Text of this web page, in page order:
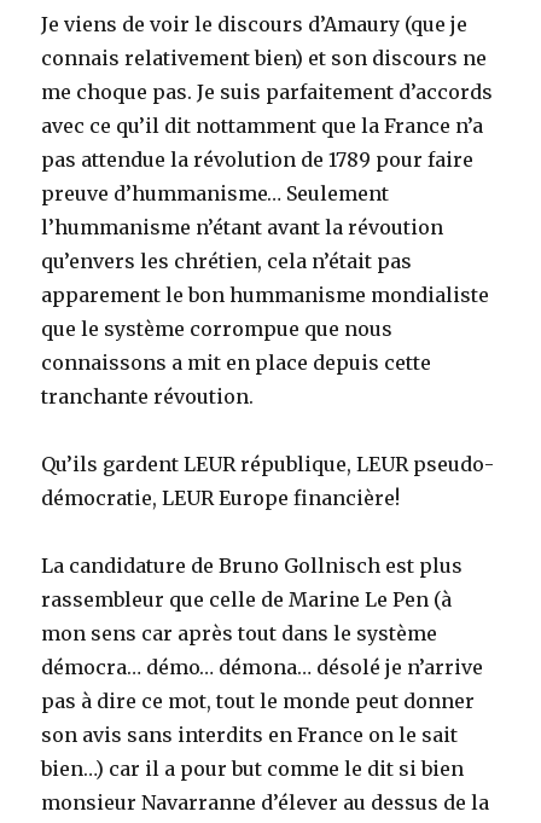
Je viens de voir le discours d’Amaury (que je
connais relativement bien) et son discours ne
me choque pas. Je suis parfaitement d’accords
avec ce qu’il dit nottamment que la France n’a
pas attendue la révolution de 1789 pour faire
preuve d’hummanisme… Seulement
l’hummanisme n’étant avant la révoution
qu’envers les chrétien, cela n’était pas
apparement le bon hummanisme mondialiste
que le système corrompue que nous
connaissons a mit en place depuis cette
tranchante révoution.
Qu’ils gardent LEUR république, LEUR pseudo-
démocratie, LEUR Europe financière!
La candidature de Bruno Gollnisch est plus
rassembleur que celle de Marine Le Pen (à
mon sens car après tout dans le système
démocra… démo… démona… désolé je n’arrive
pas à dire ce mot, tout le monde peut donner
son avis sans interdits en France on le sait
bien…) car il a pour but comme le dit si bien
monsieur Navarranne d’élever au dessus de la